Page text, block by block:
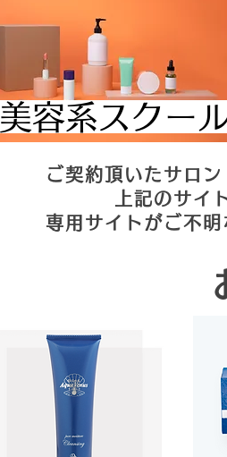
美容系スクー
ご契約頂いたサロ
上記のサイ
専用サイトがご不